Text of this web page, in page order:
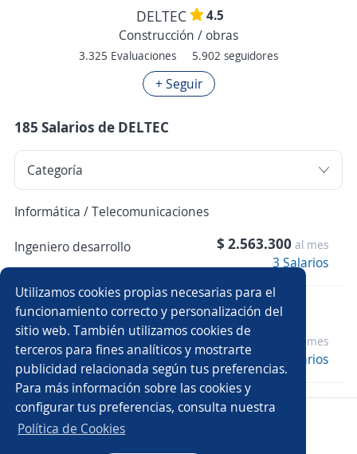
Utilizamos cookies propias necesarias para el
funcionamiento correcto y personalización del
sitio web. También utilizamos cookies de
terceros para fines analíticos y mostrarte
publicidad relacionada según tus preferencias.
Para más información sobre las cookies y
configurar tus preferencias, consulta nuestra
Política de Cookies
DELTEC
4.5
Construcción / obras
3.325 Evaluaciones 5.902 seguidores
+ Seguir
185 Salarios de DELTEC
Informática / Telecomunicaciones
Ingeniero desarrollo
$ 2.563.300 al mes
3 Salarios
Ingeniería
Ingeniero soporte
$ 2.150.000 al mes
3 Salarios
Copyright 2014 - 2026 DGNET LTD.
Aviso legal